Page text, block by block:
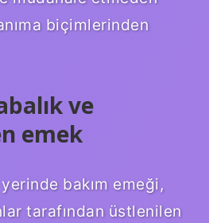
biçimlerinden
ve
emek
bakım emeği,
tarafından üstlenilen